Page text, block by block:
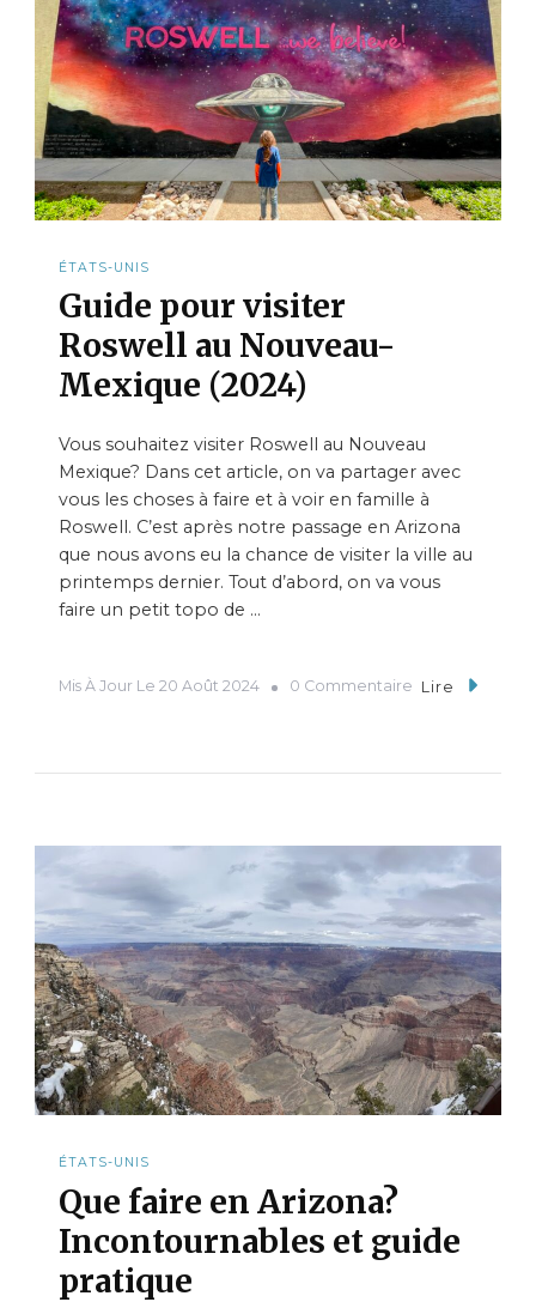
ÉTATS-UNIS
Guide pour visiter
Roswell au Nouveau-
Mexique (2024)
Vous souhaitez visiter Roswell au Nouveau
Mexique? Dans cet article, on va partager avec
vous les choses à faire et à voir en famille à
Roswell. C’est après notre passage en Arizona
que nous avons eu la chance de visiter la ville au
printemps dernier. Tout d’abord, on va vous
faire un petit topo de …
Mis À Jour Le 20 Août 2024 0 Commentaire Lire
ÉTATS-UNIS
Que faire en Arizona?
Incontournables et guide
pratique